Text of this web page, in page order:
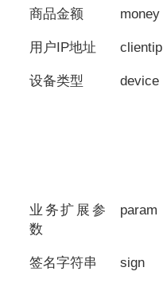
商品金额 money
用户IP地址 clientip
设备类型 device
业务扩展参
数
param
签名字符串 sign